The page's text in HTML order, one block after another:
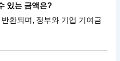
있는 금액은?
환되며, 정부와 기업 기여금